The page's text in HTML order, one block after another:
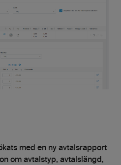
med en ny avtalsrapport
om avtalstyp, avtalslängd,